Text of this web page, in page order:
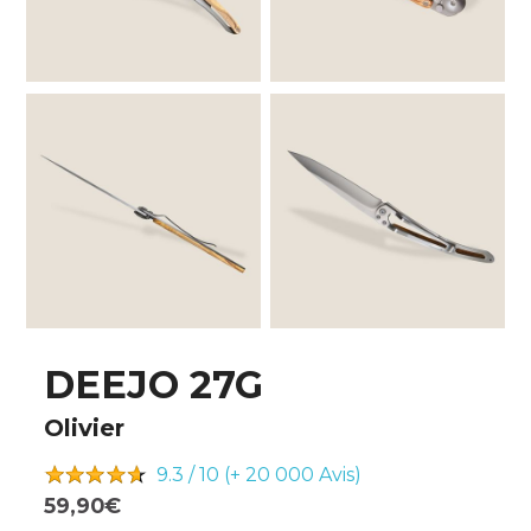
DEEJO 27G
Olivier
9.3 / 10 (+ 20 000 Avis)
59,90€